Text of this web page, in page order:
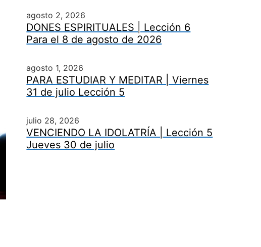
agosto 2, 2026
DONES ESPIRITUALES | Lección 6
Para el 8 de agosto de 2026
agosto 1, 2026
PARA ESTUDIAR Y MEDITAR | Viernes
31 de julio Lección 5
julio 28, 2026
VENCIENDO LA IDOLATRÍA | Lección 5
Jueves 30 de julio